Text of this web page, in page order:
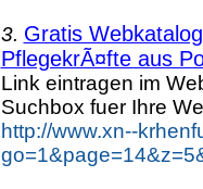
3. Gratis
PflegekrÃ¤fte aus
Link eintragen im
Suchbox fuer Ihre
http://www.xn--